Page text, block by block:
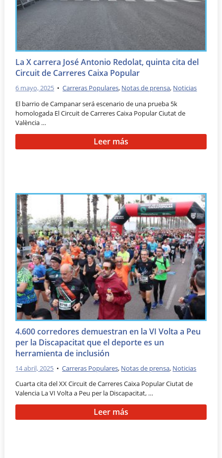
La X carrera José Antonio Redolat, quinta cita del
Circuit de Carreres Caixa Popular
6 mayo, 2025 •Carreras Populares, Notas de prensa, Noticias
El barrio de Campanar será escenario de una prueba 5k
homologada El Circuit de Carreres Caixa Popular Ciutat de
València …
Leer más
4.600 corredores demuestran en la VI Volta a Peu
per la Discapacitat que el deporte es un
herramienta de inclusión
14 abril, 2025 •Carreras Populares, Notas de prensa, Noticias
Cuarta cita del XX Circuit de Carreres Caixa Popular Ciutat de
Valencia La VI Volta a Peu per la Discapacitat, …
Leer más